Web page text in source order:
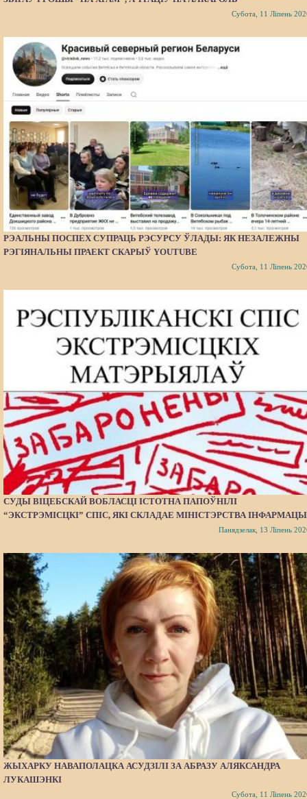
Субота, 11 Ліпень
РЭАЛЬНЫ ПОСПЕХ СУПРАЦЬ РЭСУРСУ ЎЛАДЫ: ЯК НЕЗАЛЕЖНЫ
РЭГІЯНАЛЬНЫ ПРАЕКТ СКАРЫЎ YOUTUBE
Субота, 11 Ліпень
СУДЫ ВІЦЕБСКАЙ ВОБЛАСЦІ ІСТОТНА ПАПОЎНІЛІ
“ЭКСТРЭМІСЦКІ” СПІС, ЯКІ СКЛАДАЕ МІНІСТЭРСТВА
Панядзелак, 13 Ліпень
ЖЫХАРКУ НАВАПОЛАЦКА АСУДЗІЛІ ЗА АБРАЗУ АЛЯКСАНДРА
ЛУКАШЭНКІ
Субота, 11 Ліпень